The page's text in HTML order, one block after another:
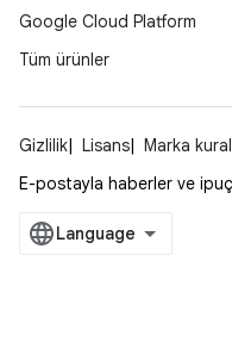
Google Cloud Platform
Tüm ürünler
Gizlilik Lisans Marka
E-postayla haberler ve